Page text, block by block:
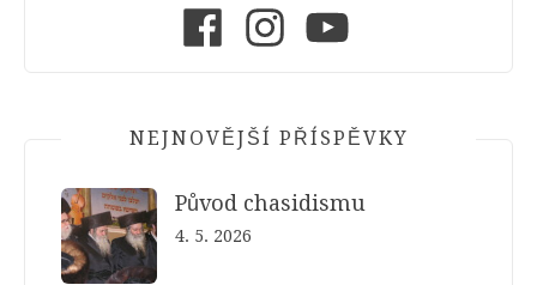
NEJNOVĚJŠÍ PŘÍSPĚVKY
Původ chasidismu
4. 5. 2026